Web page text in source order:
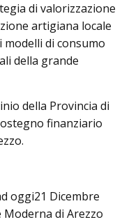
di valorizzazione
artigiana locale
di consumo
della grande
della Provincia di
finanziario
oggi21 Dicembre
Moderna di Arezzo